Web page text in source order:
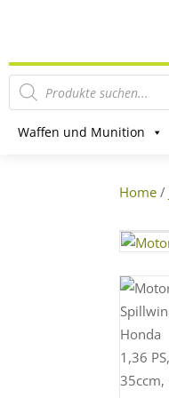
Products
search
Waffen und Munition
Home /